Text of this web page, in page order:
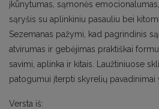
įkūnytumas, sąmonės
sąryšis su aplinkiniu pasauliu bei
Sezemanas pažymi, kad pagrindinis
atvirumas ir gebėjimas praktiškai
savimi, aplinka ir kitais. Laužtiniuose
patogumui įterpti skyrelių pavadinimai
Versta iš: